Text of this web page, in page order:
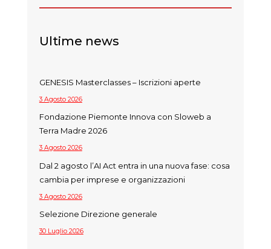
Ultime news
GENESIS Masterclasses – Iscrizioni aperte
3 Agosto 2026
Fondazione Piemonte Innova con Sloweb a
Terra Madre 2026
3 Agosto 2026
Dal 2 agosto l’AI Act entra in una nuova fase: cosa
cambia per imprese e organizzazioni
3 Agosto 2026
Selezione Direzione generale
30 Luglio 2026